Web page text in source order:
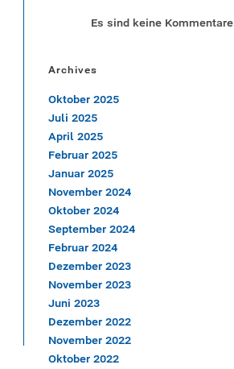
Es sind keine
Archives
Oktober 2025
Juli 2025
April 2025
Februar 2025
Januar 2025
November 2024
Oktober 2024
September 2024
Februar 2024
Dezember 2023
November 2023
Juni 2023
Dezember 2022
November 2022
Oktober 2022